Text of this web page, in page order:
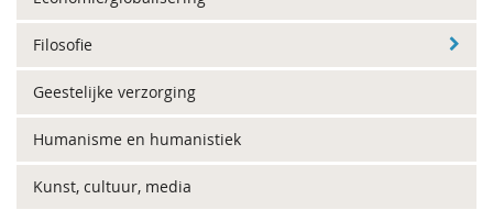
Filosofie
Geestelijke verzorging
Humanisme en humanistiek
Kunst, cultuur, media